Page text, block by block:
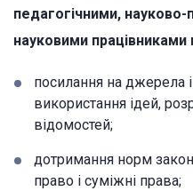
педагогічними, науково-
науковими
посилання на джерела
використання ідей,
відомостей;
дотримання норм
право і суміжні права;